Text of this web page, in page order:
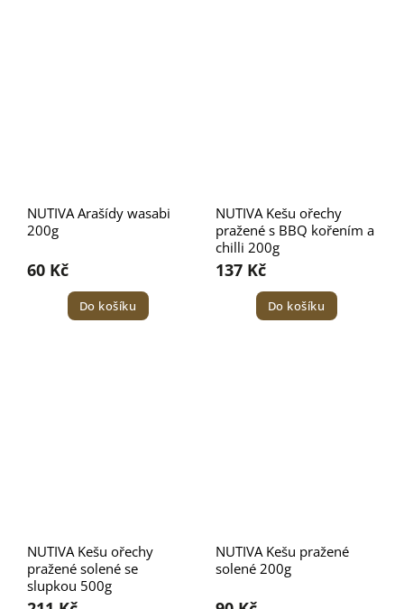
NUTIVA Arašídy wasabi
200g
60 Kč
Do košíku
NUTIVA Kešu ořechy
pražené s BBQ kořením a
chilli 200g
137 Kč
Do košíku
NUTIVA Kešu ořechy
pražené solené se
slupkou 500g
NUTIVA Kešu pražené
solené 200g